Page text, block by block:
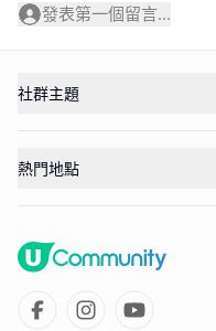
發表第一個留言...
社群主題
熱門地點